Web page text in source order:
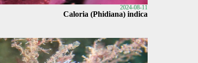
2024-08-11
Caloria (Phidiana) indica